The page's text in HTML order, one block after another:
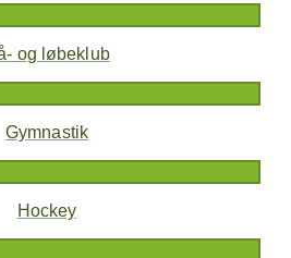
og løbeklub
Gymnastik
Hockey